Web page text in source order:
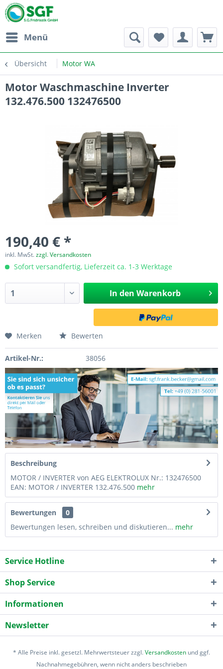
Menü
Übersicht Motor WA
Motor Waschmaschine Inverter
132.476.500 132476500
190,40 € *
inkl. MwSt.zzgl. Versandkosten
Sofort versandfertig, Lieferzeit ca. 1-3 Werktage
In den Warenkorb
Merken Bewerten
Artikel-Nr.: 38056
Beschreibung
MOTOR / INVERTER von AEG ELEKTROLUX Nr.: 132476500
EAN: MOTOR / INVERTER 132.476.500 mehr
Bewertungen
0
Bewertungen lesen, schreiben und diskutieren... mehr
Service Hotline
Shop Service
Informationen
Newsletter
* Alle Preise inkl. gesetzl. Mehrwertsteuer zzgl.Versandkosten und ggf.
Nachnahmegebühren, wenn nicht anders beschrieben